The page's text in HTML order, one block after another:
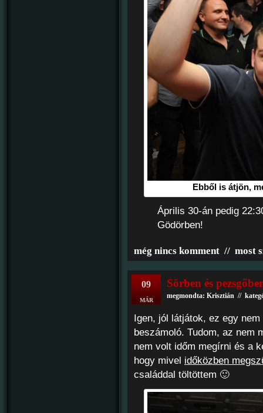
Ebből is átjön,
Április 30-án pedig
Gödörben!
még nincs komment // most
09
MÁR
Sörben és
megmondta: Krisztián //
Igen, jól látjátok, ez egy
beszámoló. Tudom, az nem
nem volt időm megírni és a
hogy mivel időközben
családdal töltöttem 🙂